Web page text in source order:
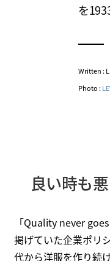
を
Written :
Photo :
良い時も
「Quality never
掲げていた企業ポリ
代から洋服を作り続